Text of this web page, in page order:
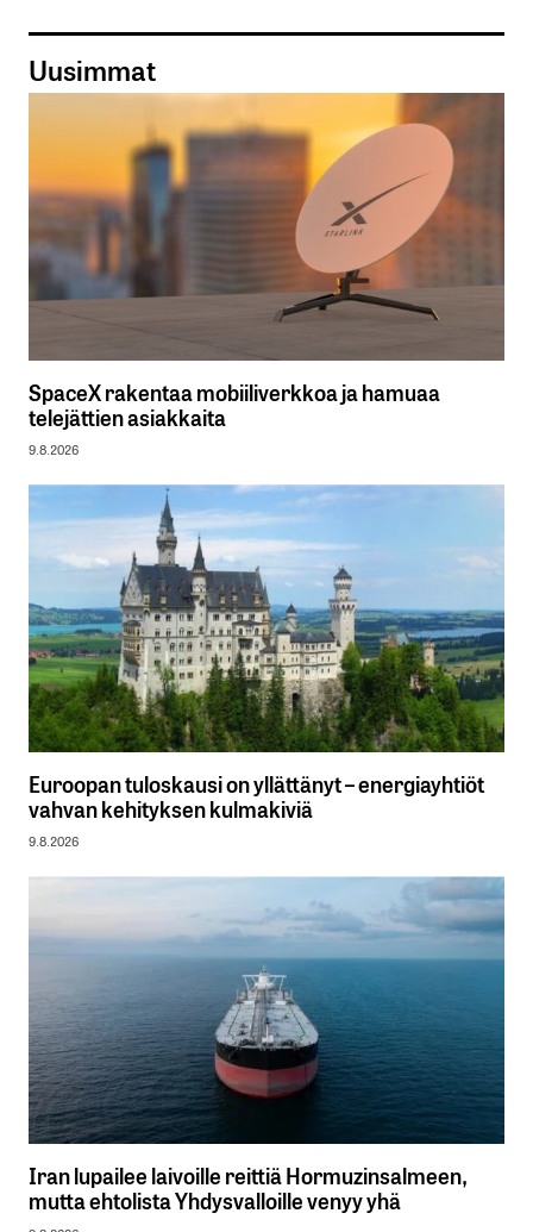
Uusimmat
SpaceX rakentaa mobiiliverkkoa ja hamuaa
telejättien asiakkaita
9.8.2026
Euroopan tuloskausi on yllättänyt – energiayhtiöt
vahvan kehityksen kulmakiviä
9.8.2026
Iran lupailee laivoille reittiä Hormuzinsalmeen,
mutta ehtolista Yhdysvalloille venyy yhä